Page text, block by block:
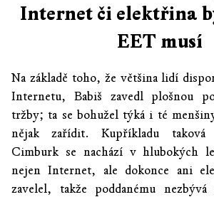
Internet či elektřina
EET musí
Na základě toho, že většina lidí
Internetu, Babiš zavedl plošnou
tržby; ta se bohužel týká i té
nějak zařídit. Kupříkladu taková
Cimburk se nachází v hlubokých
nejen Internet, ale dokonce ani
zavelel, takže poddanému